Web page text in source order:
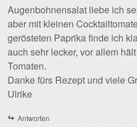
Augenbohnensalat liebe ich
aber mit kleinen
gerösteten Paprika finde ich
auch sehr lecker, vor allem
Tomaten.
Danke fürs Rezept und viele
Ulrike
Antworten